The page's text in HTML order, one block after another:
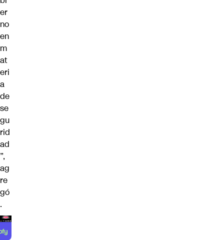
er
no
en
m
at
eri
a
de
se
gu
rid
ad
”,
ag
re
gó
.